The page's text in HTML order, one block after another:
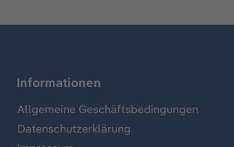
Informationen
Allgemeine Geschäftsbedingungen
Datenschutzerklärung